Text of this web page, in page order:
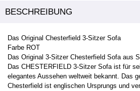
BESCHREIBUNG
Das Original Chesterfield 3-Sitzer Sofa
Farbe ROT
Das Original 3-Sitzer Chesterfield Sofa aus
Das CHESTERFIELD 3-Sitzer Sofa ist für
elegantes Aussehen weltweit bekannt. Das
Chesterfield ist englischen Ursprungs und